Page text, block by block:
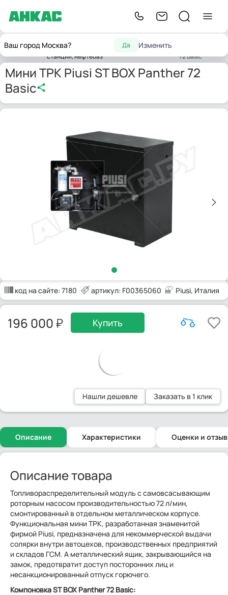
Ваш город Москва? Да Изменить
Главнаяавтозаправочных
станций, нефтебаз
Заправочные Мини
72 Basic
Мини ТРК Piusi ST BOX Panther 72
Basic
код на сайте: 7180 артикул: F00365060 Piusi, Италия
196 000 Купить
Нашли дешевле Заказать в 1 клик
Описание Характеристики Оценки и
Описание товара
Топливораспределительный модуль с самовсасывающим
роторным насосом производительностью 72 л/мин,
смонтированный в отдельном металлическом корпусе.
Функциональная мини ТРК, разработанная знаменитой
фирмой Piusi, предназначена для некоммерческой выдачи
солярки внутри автоцехов, производственных предприятий
и складов ГСМ. А металлический ящик, закрывающийся на
замок, предотвратит доступ посторонних лиц и
несанкционированный отпуск горючего.
Компоновка ST BOX Panther 72 Basic: